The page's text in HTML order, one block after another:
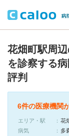
花畑町駅周辺
を診察する
評判
6件の医療機関
エリア・駅
花
病気
多